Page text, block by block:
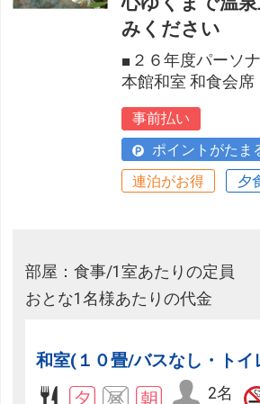
みください
■２６年度パーソ
本館和室 和食会席
事前払い
ポイントがたま
連泊がお得
夕
部屋：食事/1室あたりの定員
おとな1名様あたりの代金
和室(１０畳/バスなし・トイ
2名